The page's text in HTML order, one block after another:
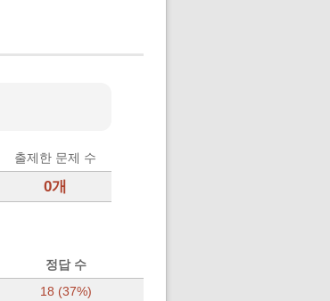
출제한 문제 수
0개
정답 수
18 (37%)